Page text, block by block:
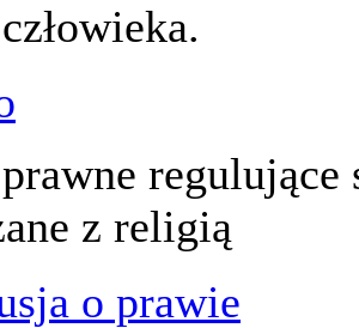
regulujące
z religią
o prawie